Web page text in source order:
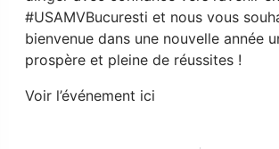
#USAMVBucuresti et nous vous
bienvenue dans une nouvelle année
prospère et pleine de réussites !
Voir l’événement ici